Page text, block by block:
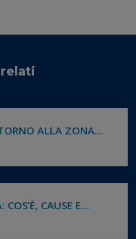
ALLA ZONA
E RIMEDI
CAUSE E
IL FASTIDIO